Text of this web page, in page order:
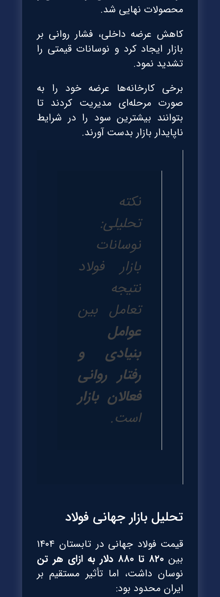
محصولات نهایی شد.
کاهش عرضه داخلی، فشار روانی بر
بازار ایجاد کرد و نوسانات قیمتی را
تشدید نمود.
برخی کارخانه‌ها عرضه خود را به
صورت مرحله‌ای مدیریت کردند تا
بتوانند بیشترین سود را در شرایط
ناپایدار بازار بدست آورند.
نکته
تحلیلی:
نوسانات
بازار فولاد
نتیجه
تعامل بین
عوامل
بنیادی و
رفتار روانی
فعالان بازار
است.
تحلیل بازار جهانی فولاد
قیمت فولاد جهانی در تابستان ۱۴۰۴
بین ۸۲۰ تا ۸۸۰ دلار به ازای هر تن
نوسان داشت، اما تأثیر مستقیم بر
ایران محدود بود: